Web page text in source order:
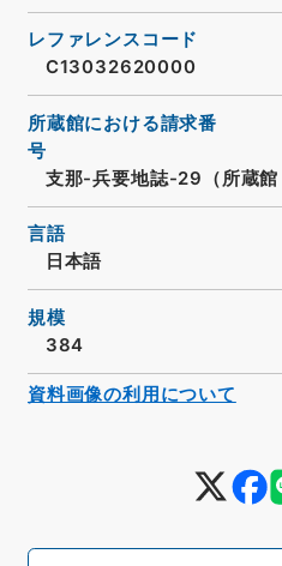
レファレンスコード
C13032620000
所蔵館における請求番
号
支那-兵要地誌-29（所蔵館
言語
日本語
規模
384
資料画像の利用について